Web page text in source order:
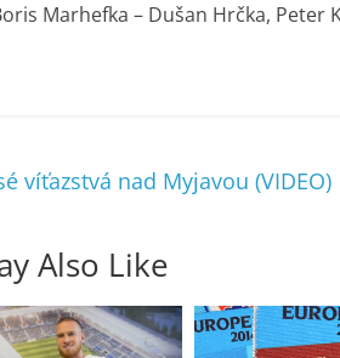
Marhefka – Dušan Hrčka, Peter
víťazstvá nad Myjavou (VIDEO)
Also Like